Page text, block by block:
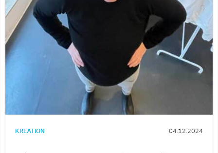
KREATION 04.12.2024